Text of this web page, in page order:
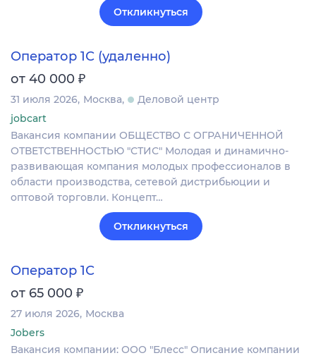
Откликнуться
Оператор 1С (удаленно)
от 40 000 ₽
31 июля 2026 Москва
Деловой центр
jobcart
Вакансия компании ОБЩЕСТВО С ОГРАНИЧЕННОЙ
ОТВЕТСТВЕННОСТЬЮ "СТИС" Молодая и динамично-
развивающая компания молодых профессионалов в
области производства, сетевой дистрибьюции и
оптовой торговли. Концепт…
Откликнуться
Оператор 1С
от 65 000 ₽
27 июля 2026 Москва
Jobers
Вакансия компании: ООО "Блесс" Описание компании